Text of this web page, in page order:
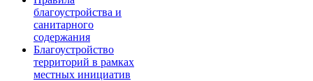
благоустройства и
санитарного
содержания
Благоустройство
территорий в рамках
местных инициатив